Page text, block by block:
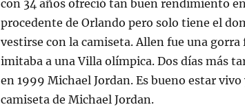
con 34 años ofreció tan buen rendimiento
procedente de Orlando pero solo tiene el
vestirse con la camiseta. Allen fue una
imitaba a una Villa olímpica. Dos días más
en 1999 Michael Jordan. Es bueno estar
camiseta de Michael Jordan.